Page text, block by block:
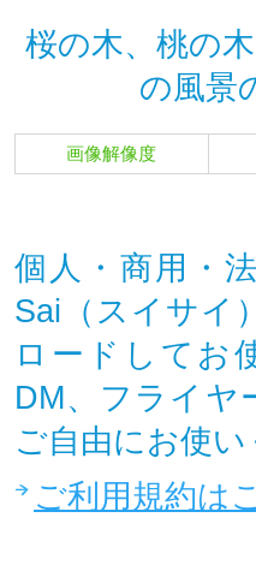
桜の木、桃の
の風景
画像解像度
個人・商用・
Sai（スイサイ
ロードしてお
DM、フライヤ
ご自由にお使
ご利用規約は